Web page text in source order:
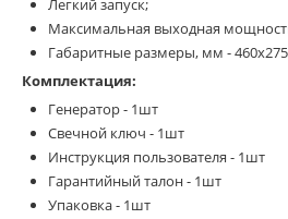
Легкий запуск;
Максимальная выходная
Габаритные размеры, мм -
Комплектация:
Генератор - 1шт
Свечной ключ - 1шт
Инструкция пользователя - 1шт
Гарантийный талон - 1шт
Упаковка - 1шт